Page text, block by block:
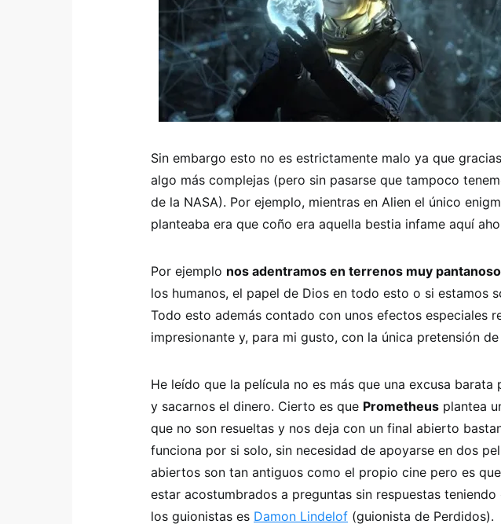
Sin embargo esto no es estrictamente malo ya que
algo más complejas (pero sin pasarse que tampoco
de la NASA). Por ejemplo, mientras en Alien el único
planteaba era que coño era aquella bestia infame aquí
Por ejemplo nos adentramos en terrenos muy
los humanos, el papel de Dios en todo esto o si estamos
Todo esto además contado con unos efectos especiales
impresionante y, para mi gusto, con la única pretensión
He leído que la película no es más que una excusa barata
y sacarnos el dinero. Cierto es que Prometheus plantea
que no son resueltas y nos deja con un final abierto
funciona por si solo, sin necesidad de apoyarse en dos
abiertos son tan antiguos como el propio cine pero es
estar acostumbrados a preguntas sin respuestas
los guionistas es Damon Lindelof (guionista de Perdidos).